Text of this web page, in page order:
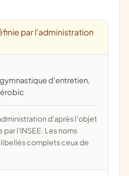
par l'administration
l'INSEE. Les noms
complets ceux de